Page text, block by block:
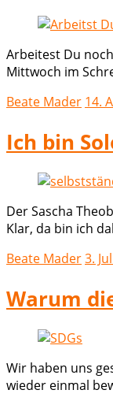
Arbeitest Du
Mittwoch im
Beate Mader 14.
Ich bin
Der Sascha
Klar, da bin ich
Beate Mader3.
Warum
Wir haben uns
wieder einmal